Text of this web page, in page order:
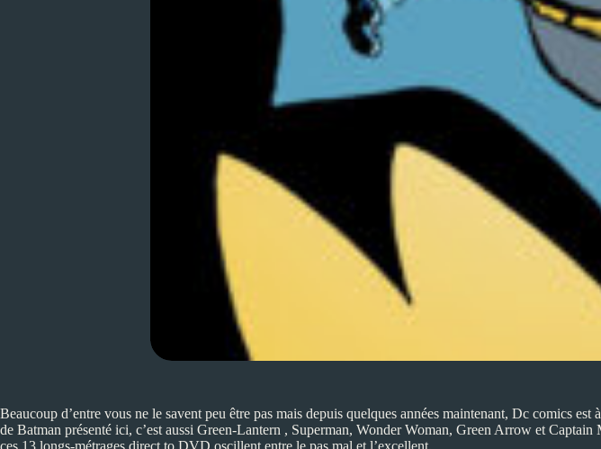
Beaucoup d’entre vous ne le savent peu être pas mais depuis quelques années maintenant, Dc comics
de Batman présenté ici, c’est aussi Green-Lantern , Superman, Wonder Woman, Green Arrow et
ces 13 longs-métrages direct to DVD oscillent entre le pas mal et l’excellent.